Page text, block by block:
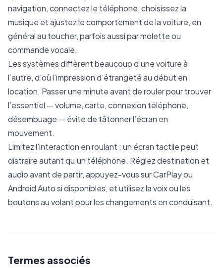
navigation, connectez le téléphone, choisissez la
musique et ajustez le comportement de la voiture, en
général au toucher, parfois aussi par molette ou
commande vocale.
Les systèmes diffèrent beaucoup d’une voiture à
l’autre, d’où l’impression d’étrangeté au début en
location. Passer une minute avant de rouler pour trouver
l’essentiel — volume, carte, connexion téléphone,
désembuage — évite de tâtonner l’écran en
mouvement.
Limitez l’interaction en roulant ; un écran tactile peut
distraire autant qu’un téléphone. Réglez destination et
audio avant de partir, appuyez-vous sur CarPlay ou
Android Auto si disponibles, et utilisez la voix ou les
boutons au volant pour les changements en conduisant.
Termes associés